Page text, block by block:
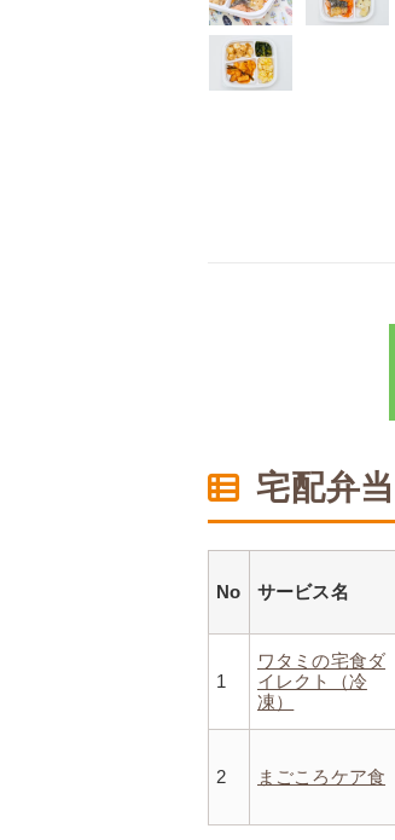
426円(1食分/税込)
426
宅配弁
No サービス名
1
ワタミの宅食ダ
イレクト（冷
凍）
2 まごころケア食